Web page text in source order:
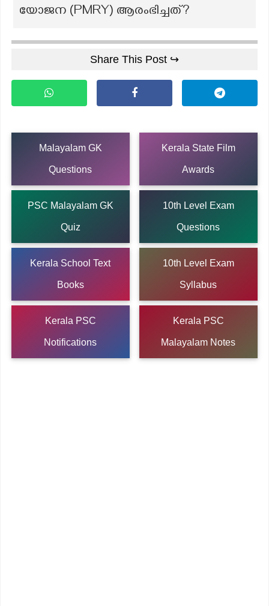
യോജന (PMRY) ആരംഭിച്ചത്?
Share This Post ↪
Malayalam GK
Questions
Kerala State Film
Awards
PSC Malayalam GK
Quiz
10th Level Exam
Questions
Kerala School Text
Books
10th Level Exam
Syllabus
Kerala PSC
Notifications
Kerala PSC
Malayalam Notes